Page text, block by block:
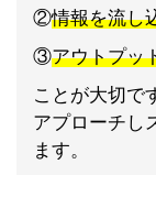
②情報を流し
③アウトプッ
ことが大切で
アプローチし
ます。